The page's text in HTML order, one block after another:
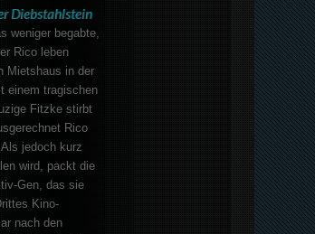
Diebstahlstein
weniger begabte,
Rico leben
Mietshaus in der
einem tragischen
Fitzke stirbt
Rico
jedoch kurz
wird, packt die
Gen, das sie
Kino-
nach den